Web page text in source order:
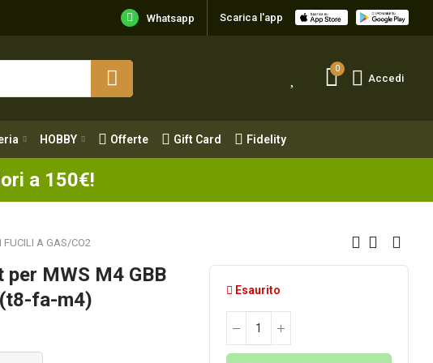
Whatsapp Scarica l'app
0
Accedi
HOBBY Offerte Gift Card Fidelity
a 150€!
Offerte Gift Card Fidelity
FUCILI A GAS/CO2
MWS M4 GBB
fa-m4)
Esaurito